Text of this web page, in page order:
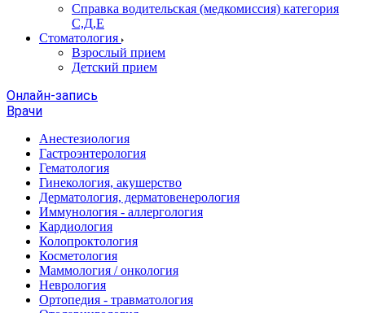
Справка водительская (медкомиссия) категория
С,Д,Е
Стоматология
Взрослый прием
Детский прием
Онлайн-запись
Врачи
Анестезиология
Гастроэнтерология
Гематология
Гинекология, акушерство
Дерматология, дерматовенерология
Иммунология - аллергология
Кардиология
Колопроктология
Косметология
Маммология / онкология
Неврология
Ортопедия - травматология